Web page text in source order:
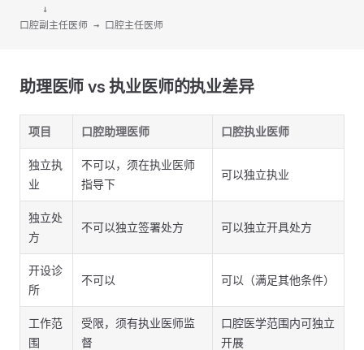
    ↓
口腔副主任医师 → 口腔主任医师
助理医师 vs 执业医师的执业差异
项目 口腔助理医师 口腔执业医师
独立执
业
不可以，须在执业医师
指导下
可以独立执业
独立处
方
不可以独立签署处方 可以独立开具处方
开设诊
所
不可以 可以（满足其他条件）
工作范
围
受限，须有执业医师监
督
口腔医学范围内可独立
开展